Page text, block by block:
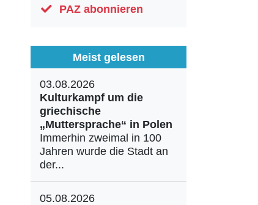
PAZ abonnieren
Meist gelesen
03.08.2026
Kulturkampf um die
griechische
„Muttersprache“ in Polen
Immerhin zweimal in 100
Jahren wurde die Stadt an
der...
05.08.2026